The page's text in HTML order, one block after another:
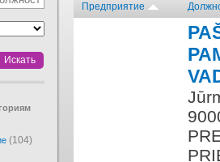
(104)
Предприятие